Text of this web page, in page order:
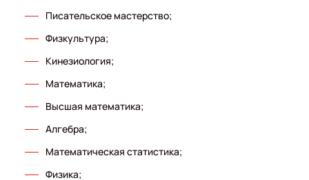
Писательское мастерство;
Физкультура;
Кинезиология;
Математика;
Высшая математика;
Алгебра;
Математическая статистика;
Физика;